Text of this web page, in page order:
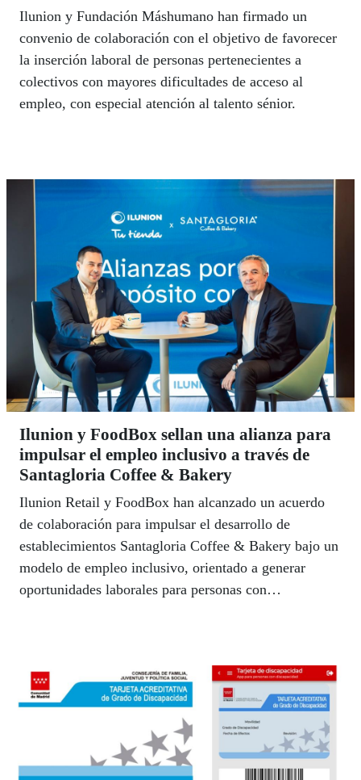
Ilunion y Fundación Máshumano han firmado un
convenio de colaboración con el objetivo de favorecer
la inserción laboral de personas pertenecientes a
colectivos con mayores dificultades de acceso al
empleo, con especial atención al talento sénior.
Ilunion y FoodBox sellan una alianza para
impulsar el empleo inclusivo a través de
Santagloria Coffee & Bakery
Ilunion Retail y FoodBox han alcanzado un acuerdo
de colaboración para impulsar el desarrollo de
establecimientos Santagloria Coffee & Bakery bajo un
modelo de empleo inclusivo, orientado a generar
oportunidades laborales para personas con